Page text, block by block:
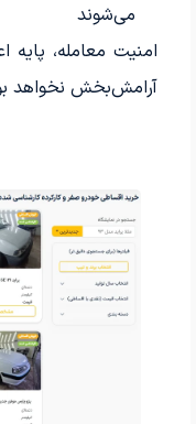
می‌شوند
امنیت معامله،
آرامش‌بخش نخواهد